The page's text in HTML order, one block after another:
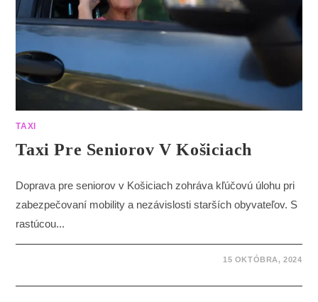
TAXI
Taxi Pre Seniorov V Košiciach
Doprava pre seniorov v Košiciach zohráva kľúčovú úlohu pri
zabezpečovaní mobility a nezávislosti starších obyvateľov. S
rastúcou...
15 OKTÓBRA, 2024